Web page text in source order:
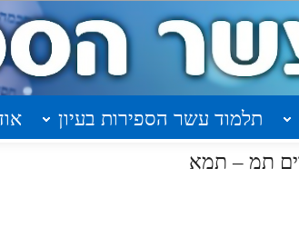
תלמוד עשר הספירות בעיון